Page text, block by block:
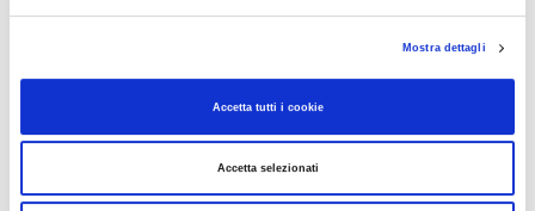
Mostra dettagli
Accetta tutti i cookie
Accetta selezionati
request.label.request-type.suggestion
request.label.benefit
request.label.benefit.yes request.label.benefit.no
request.label.description Required